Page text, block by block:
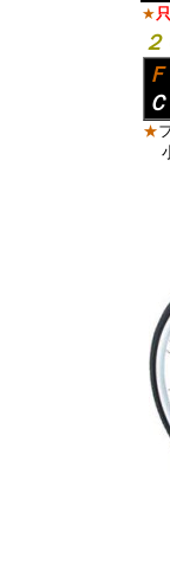
★
Ｃ
★
小